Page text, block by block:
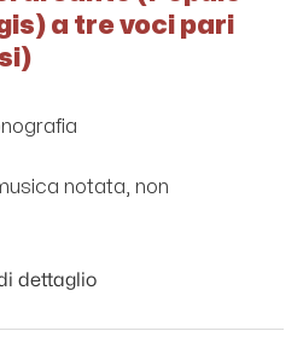
a tre voci pari
notata, non
dettaglio